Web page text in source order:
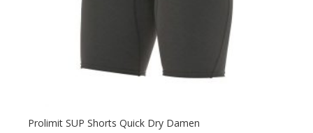
Prolimit SUP Shorts Quick Dry Damen